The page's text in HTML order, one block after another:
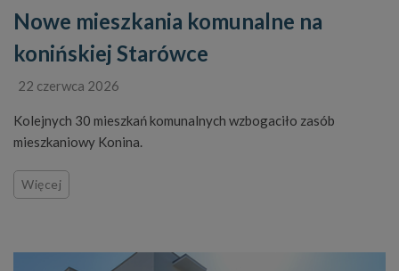
Nowe mieszkania komunalne na
konińskiej Starówce
22 czerwca 2026
Kolejnych 30 mieszkań komunalnych wzbogaciło zasób
mieszkaniowy Konina.
Więcej